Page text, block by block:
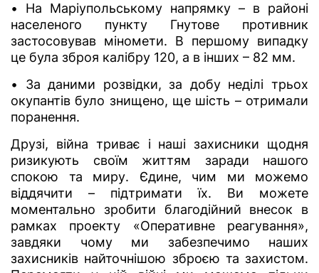
• На Маріупольському напрямку – в районі
населеного пункту Гнутове противник
застосовував міномети. В першому випадку
це була зброя калібру 120, а в інших – 82 мм.
• За даними розвідки, за добу неділі трьох
окупантів було знищено, ще шість – отримали
поранення.
Друзі, війна триває і наші захисники щодня
ризикують своїм життям заради нашого
спокою та миру. Єдине, чим ми можемо
віддячити – підтримати їх. Ви можете
моментально зробити благодійний внесок в
рамках проекту «Оперативне реагування»,
завдяки чому ми забезпечимо наших
захисників найточнішою зброєю та захистом.